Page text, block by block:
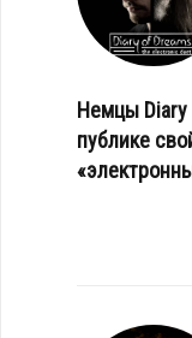
Немцы Diary
публике